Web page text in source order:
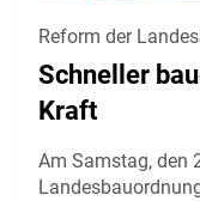
Reform der
Schneller
Kraft
Am Samstag, den